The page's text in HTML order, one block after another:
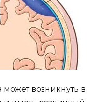
может возникнуть в